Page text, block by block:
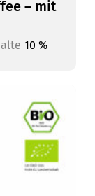
– mit
10 %